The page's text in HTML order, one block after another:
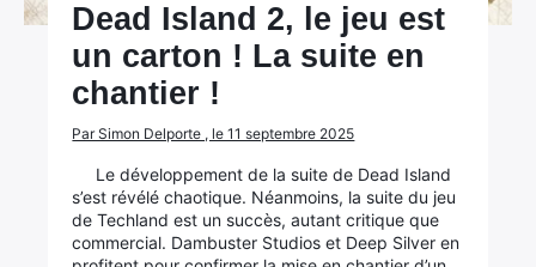
Dead Island 2, le jeu est
un carton ! La suite en
chantier !
Par Simon Delporte , le 11 septembre 2025
Le développement de la suite de Dead Island
s’est révélé chaotique. Néanmoins, la suite du jeu
de Techland est un succès, autant critique que
commercial. Dambuster Studios et Deep Silver en
Rechercher